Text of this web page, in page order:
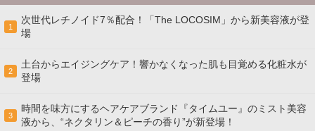
1
次世代レチノイド7％配合！「The LOCOSIM」から新美容液が登
場
2
土台からエイジングケア！響かなくなった肌も目覚める化粧水が
登場
3
時間を味方にするヘアケアブランド『タイムユー』のミスト美容
液から、“ネクタリン＆ピーチの香り”が新登場！